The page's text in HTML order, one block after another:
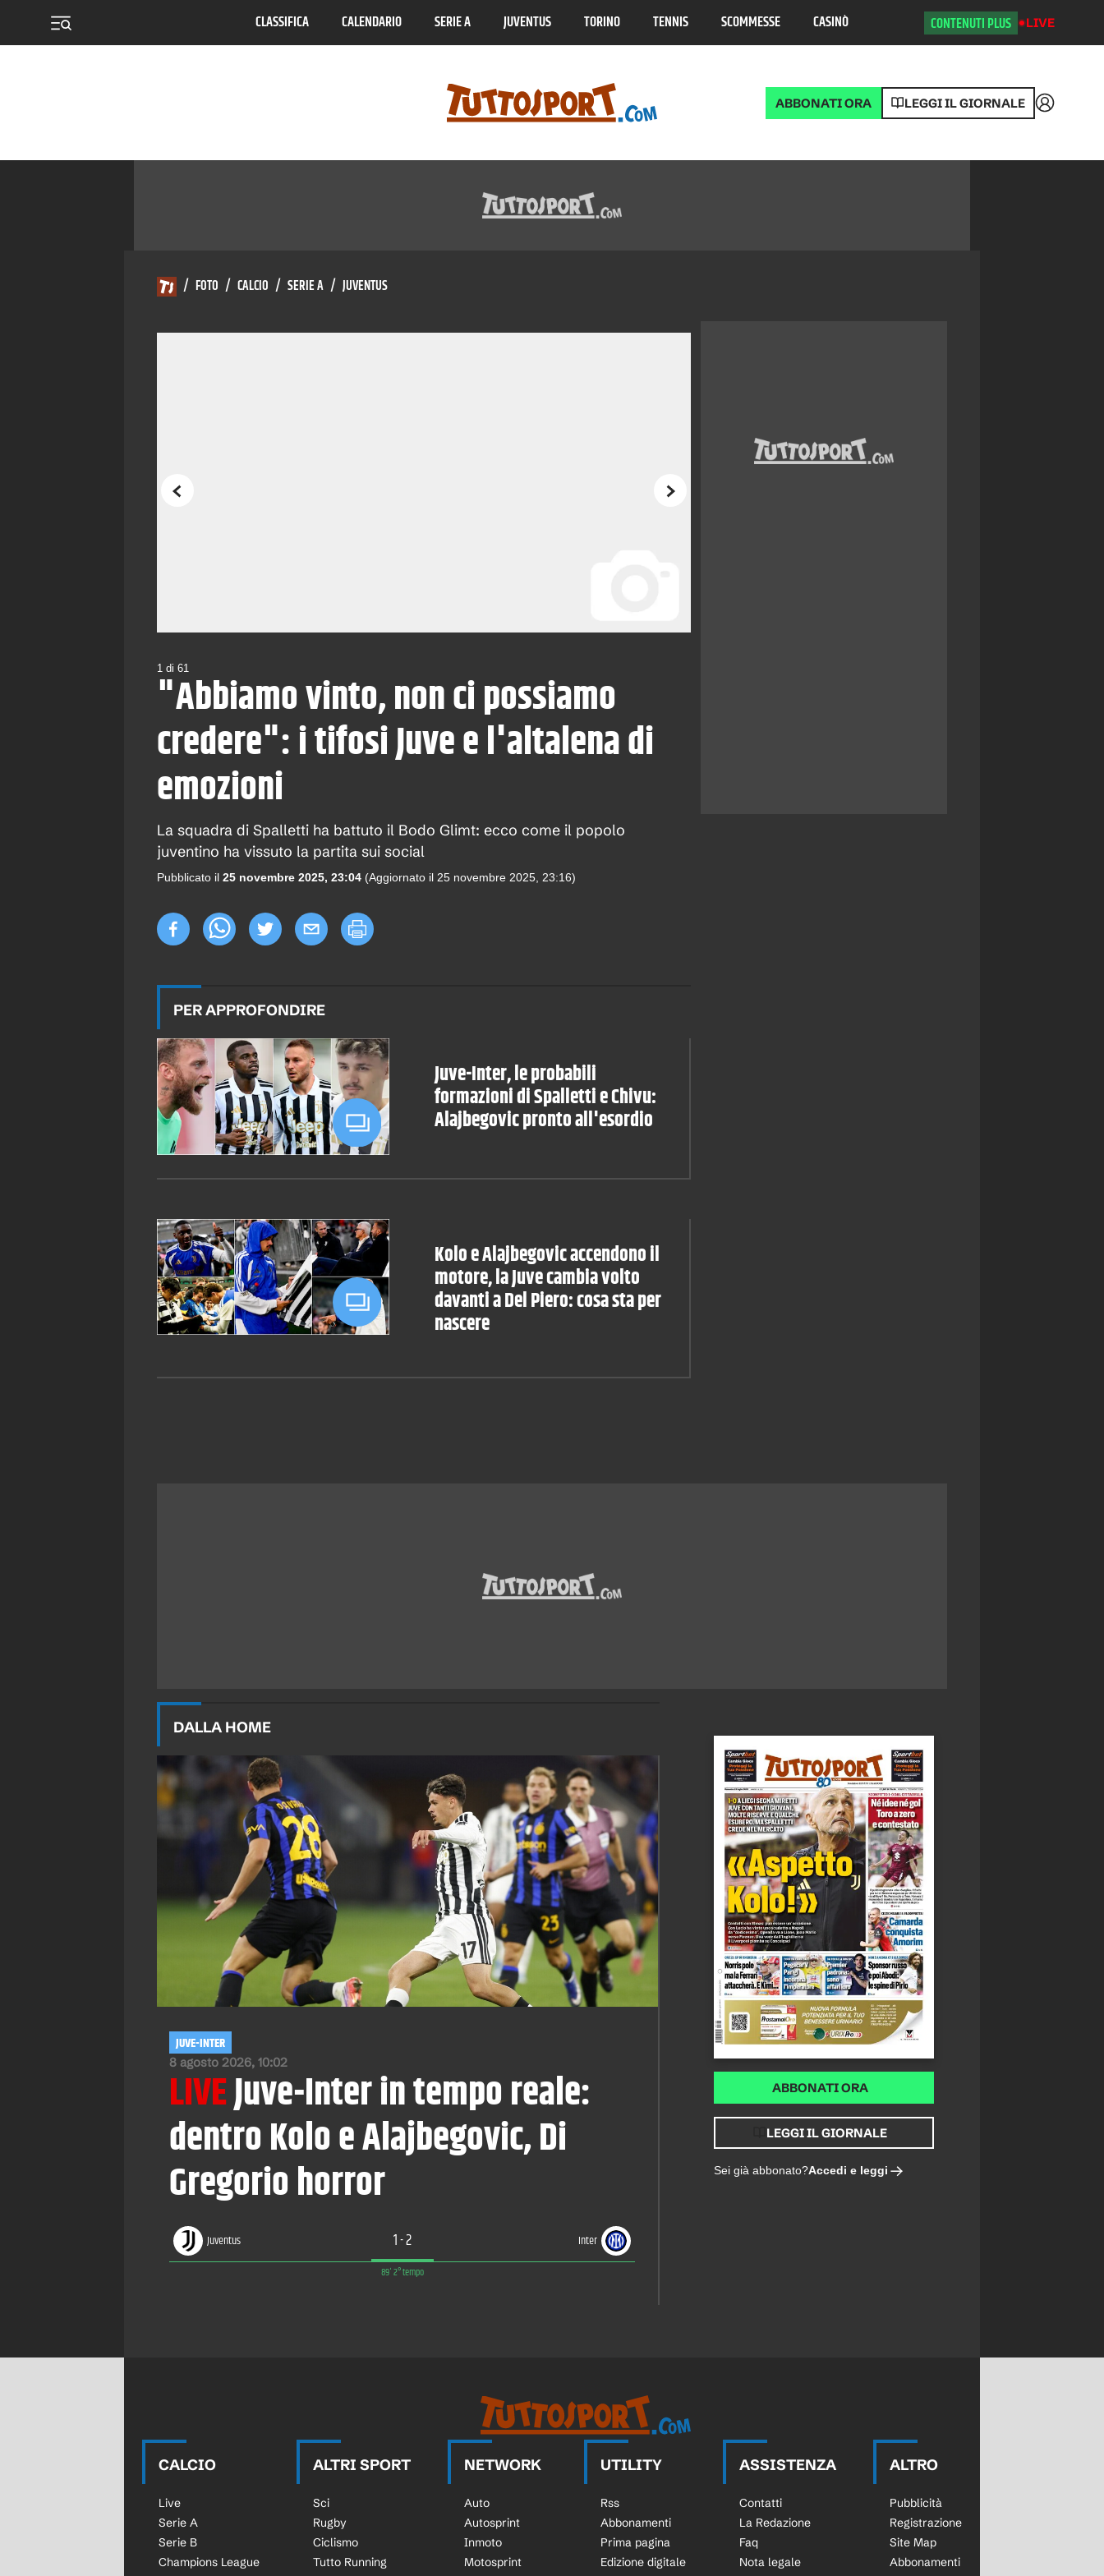
CLASSIFICA CALENDARIO SERIE A JUVENTUS TORINO TENNIS SCOMMESSE CASINÒ CONTENUTI PLUS LIVE
ABBONATI ORA LEGGI IL GIORNALE Accedi
/ FOTO / CALCIO / SERIE A / JUVENTUS
Precedente Successivo
1 di 61
"Abbiamo vinto, non ci possiamo
credere": i tifosi Juve e l'altalena di
emozioni
La squadra di Spalletti ha battuto il Bodo Glimt: ecco come il popolo
juventino ha vissuto la partita sui social
Pubblicato il 25 novembre 2025, 23:04 (Aggiornato il 25 novembre 2025, 23:16)
PER APPROFONDIRE
Juve-Inter, le probabili
formazioni di Spalletti e Chivu:
Alajbegovic pronto all'esordio
Kolo e Alajbegovic accendono il
motore, la Juve cambia volto
davanti a Del Piero: cosa sta per
nascere
DALLA HOME
8 agosto 2026, 10:02
JUVE-INTER
LIVEJuve-Inter in tempo reale:
dentro Kolo e Alajbegovic, Di
Gregorio horror
Juventus 1-2 Inter
89' 2° tempo
ABBONATI ORA
LEGGI IL GIORNALE
Sei già abbonato?Accedi e leggi
CALCIO
Live
Serie A
Serie B
Champions League
ALTRI SPORT
Sci
Rugby
Ciclismo
Tutto Running
NETWORK
Auto
Autosprint
Inmoto
Motosprint
UTILITY
Rss
Abbonamenti
Prima pagina
Edizione digitale
ASSISTENZA
Contatti
La Redazione
Faq
Nota legale
ALTRO
Pubblicità
Registrazione
Site Map
Abbonamenti